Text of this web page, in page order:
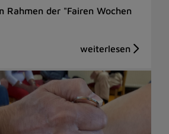
Rahmen der "Fairen Wochen